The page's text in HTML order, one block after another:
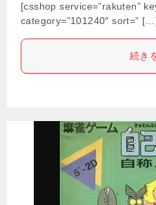
[csshop service=”rakuten”
category=”101240″ sort=”
続き